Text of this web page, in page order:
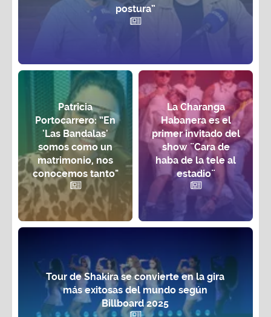
postura”
Patricia
Portocarrero: “En
'Las Bandalas'
somos como un
matrimonio, nos
conocemos tanto"
La Charanga
Habanera es el
primer invitado del
show ¨Cara de
haba de la tele al
estadio¨
Tour de Shakira se convierte en la gira
más exitosas del mundo según
Billboard 2025